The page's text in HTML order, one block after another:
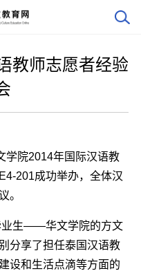
教师志愿者经验
院2014年国际汉语教
201成功举办，全体汉
。
生――华文学院的方文
分享了担任泰国汉语教
设和生活点滴等方面的